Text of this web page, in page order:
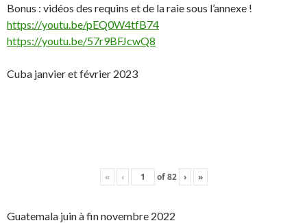
Bonus : vidéos des requins et de la raie sous l’annexe !
https://youtu.be/pEQ0W4tfB74
https://youtu.be/57r9BFJcwQ8
Cuba janvier et février 2023
« ‹ of82 › »
Guatemala juin à fin novembre 2022